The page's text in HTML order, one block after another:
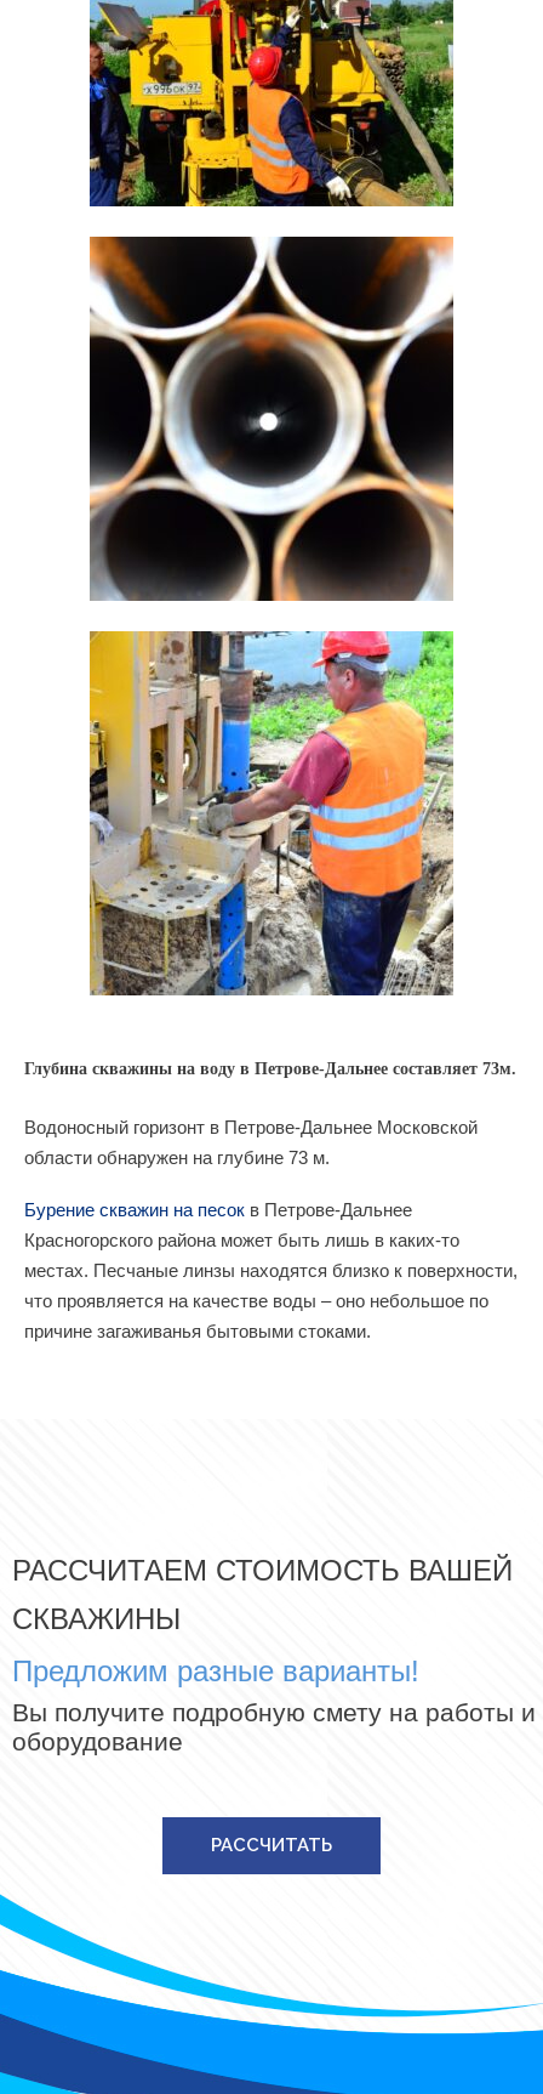
Глубина скважины на воду в Петрове-Дальнее составляет 73м.
Водоносный горизонт в Петрове-Дальнее Московской
области обнаружен на глубине 73 м.
Бурение скважин на песок в Петрове-Дальнее
Красногорского района может быть лишь в каких-то
местах. Песчаные линзы находятся близко к поверхности,
что проявляется на качестве воды – оно небольшое по
причине загаживанья бытовыми стоками.
РАССЧИТАЕМ СТОИМОСТЬ ВАШЕЙ
СКВАЖИНЫ
Предложим разные варианты!
Вы получите подробную смету на работы и
оборудование
РАССЧИТАТЬ